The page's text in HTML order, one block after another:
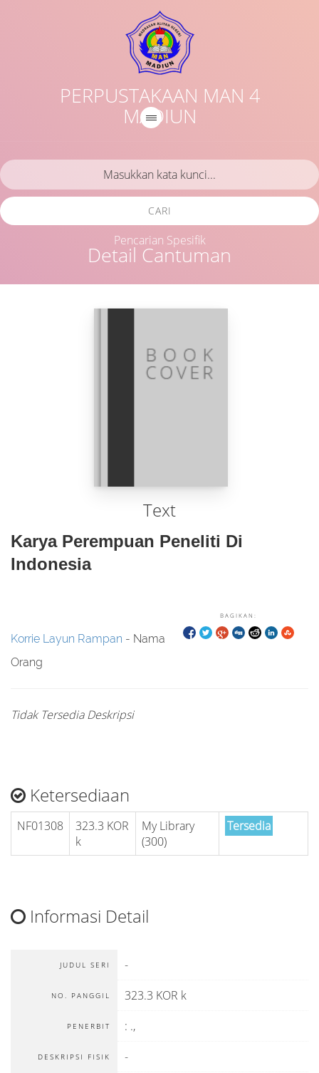
PERPUSTAKAAN MAN 4
MADIUN
Detail Cantuman
CARI
Pencarian Spesifik
Text
Karya Perempuan Peneliti Di
Indonesia
BAGIKAN:
Korrie Layun Rampan - Nama
Orang
Tidak Tersedia Deskripsi
Ketersediaan
NF01308
323.3 KOR
k
My Library
(300)
Tersedia
Informasi Detail
JUDUL SERI -
NO. PANGGIL 323.3 KOR k
PENERBIT : .,
DESKRIPSI FISIK -